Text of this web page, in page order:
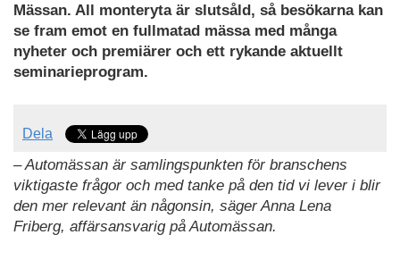
Mässan. All monteryta är slutsåld, så besökarna kan
se fram emot en fullmatad mässa med många
nyheter och premiärer och ett rykande aktuellt
seminarieprogram.
Dela
– Automässan är samlingspunkten för branschens
viktigaste frågor och med tanke på den tid vi lever i blir
den mer relevant än någonsin, säger Anna Lena
Friberg, affärsansvarig på Automässan.